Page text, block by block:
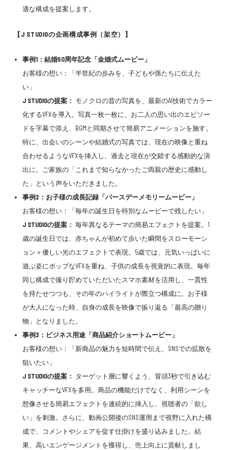
適な構成を提案します。
【J STUDIOの企画構成事例（架空）】
事例1：結婚50周年記念「金婚式ムービー」
お客様の想い：「半世紀の歩みを、子どもや孫たちに伝えた
い」
J STUDIOの提案： モノクロの昔の写真を、最新のAI技術でカラー
化するVFXを導入。写真一枚一枚に、お二人の思い出のエピソー
ドを字幕で添え、BGMと同期させて簡易アニメーションを施す。
特に、出会いのシーンや結婚式の写真では、現在の映像と重ね
合わせるようなVFXを挿入し、過去と現在が交錯する感動的な演
出に。ご家族の「これまで知らなかったご両親の歴史に感動し
た」という声をいただきました。
事例2：お子様の成長記録「バースデーメモリームービー」
お客様の想い：「毎年の誕生日を特別なムービーで残したい」
J STUDIOの提案： 毎年異なるテーマの簡易エフェクトを提案。1
歳の誕生日では、赤ちゃんが初めて歩いた瞬間をスローモーシ
ョン＋優しい光のエフェクトで表現。5歳では、元気いっぱいに
遊ぶ姿にポップなVFXを重ね、子供の成長を視覚的に表現。毎年
同じ構成で撮り貯めていただいたスマホ素材を活用し、一貫性
を持たせつつも、その年のハイライトが際立つ構成に。お子様
が大人になった時、自身の成長を映像で振り返る「最高の贈り
物」となりました。
事例3：ビジネス用途「商品紹介ショートムービー」
お客様の想い：「新商品の魅力を短時間で伝え、SNSでの拡散を
狙いたい」
J STUDIOの提案： ターゲット層に響くよう、冒頭3秒で引き込む
キャッチーなVFXを多用。商品の機能だけでなく、利用シーンを
想像させる簡易エフェクトを連続的に挿入し、視聴者の「欲し
い」を刺激。さらに、動画公開後のSNS運用まで視野に入れた構
成で、コメントやシェアを促す仕掛けを盛り込みました。結
果、高いエンゲージメントを獲得し、売上向上に貢献しまし